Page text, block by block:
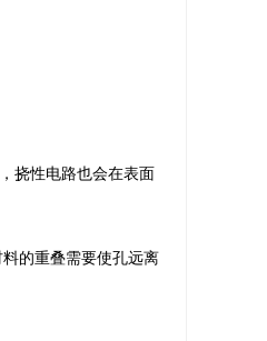
挠性电路也会在表面
的重叠需要使孔远离